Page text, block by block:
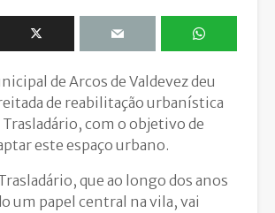
de Arcos de Valdevez deu
de reabilitação urbanística
Trasladário, com o objetivo de
este espaço urbano.
que ao longo dos anos
um papel central na vila, vai